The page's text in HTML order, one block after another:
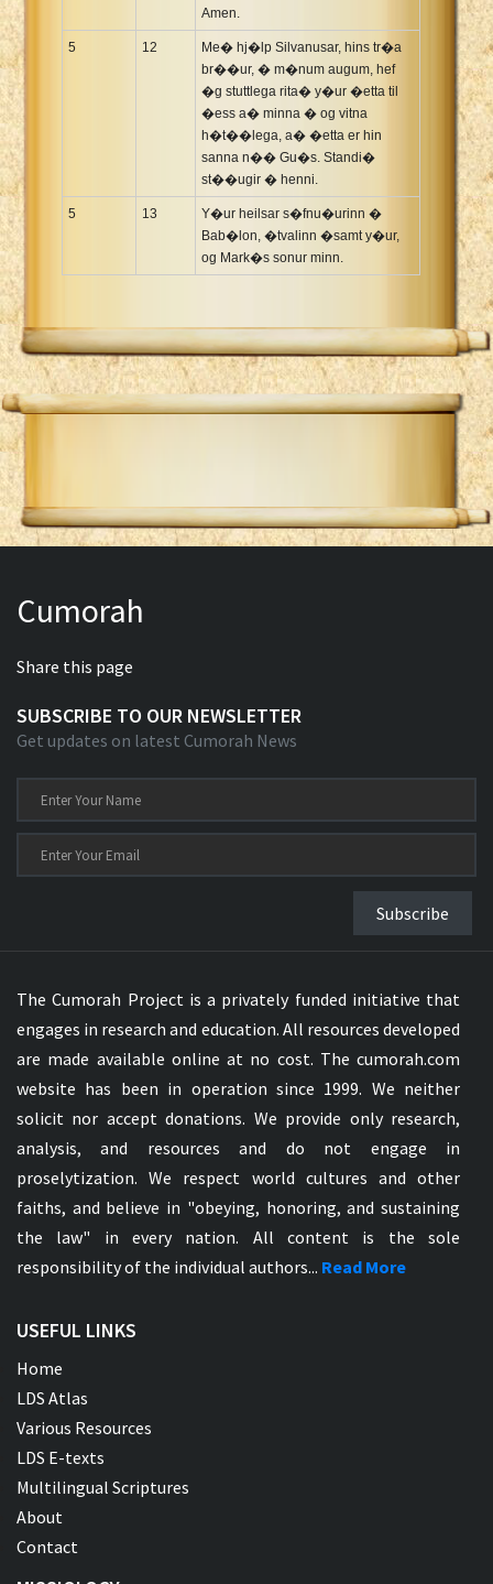
Amen.
5 12
Me� hj�lp Silvanusar, hins tr�a
br��ur, � m�num augum, hef
�g stuttlega rita� y�ur �etta til
�ess a� minna � og vitna
h�t��lega, a� �etta er hin
sanna n�� Gu�s. Standi�
st��ugir � henni.
5 13
Y�ur heilsar s�fnu�urinn �
Bab�lon, �tvalinn �samt y�ur,
og Mark�s sonur minn.
Cumorah
Share this page
SUBSCRIBE TO OUR NEWSLETTER
Get updates on latest Cumorah News
Subscribe
The Cumorah Project is a privately funded initiative that
engages in research and education. All resources developed
are made available online at no cost. The cumorah.com
website has been in operation since 1999. We neither
solicit nor accept donations. We provide only research,
analysis, and resources and do not engage in
proselytization. We respect world cultures and other
faiths, and believe in "obeying, honoring, and sustaining
the law" in every nation. All content is the sole
responsibility of the individual authors... Read More
USEFUL LINKS
Home
LDS Atlas
Various Resources
LDS E-texts
Multilingual Scriptures
About
Contact